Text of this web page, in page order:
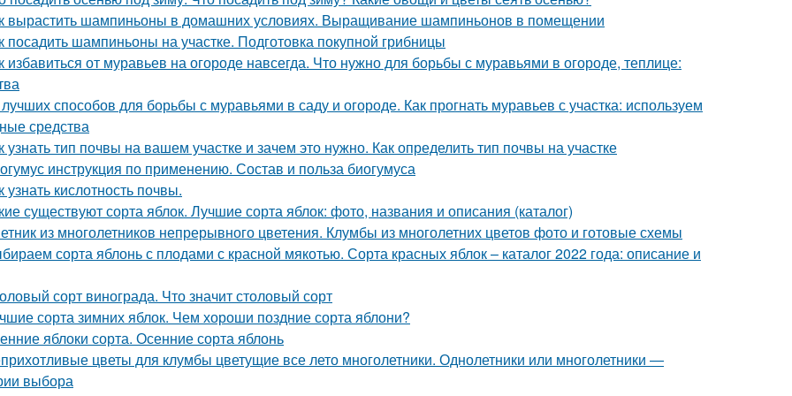
вырастить шампиньоны в домашних условиях. Выращивание шампиньонов в помещении
посадить шампиньоны на участке. Подготовка покупной грибницы
избавиться от муравьев на огороде навсегда. Что нужно для борьбы с муравьями в огороде, теплице:
способов для борьбы с муравьями в саду и огороде. Как прогнать муравьев с участка: используем
средства
узнать тип почвы на вашем участке и зачем это нужно. Как определить тип почвы на участке
инструкция по применению. Состав и польза биогумуса
узнать кислотность почвы.
существуют сорта яблок. Лучшие сорта яблок: фото, названия и описания (каталог)
из многолетников непрерывного цветения. Клумбы из многолетних цветов фото и готовые схемы
сорта яблонь с плодами с красной мякотью. Сорта красных яблок – каталог 2022 года: описание и
сорт винограда. Что значит столовый сорт
сорта зимних яблок. Чем хороши поздние сорта яблони?
яблоки сорта. Осенние сорта яблонь
цветы для клумбы цветущие все лето многолетники. Однолетники или многолетники —
выбора